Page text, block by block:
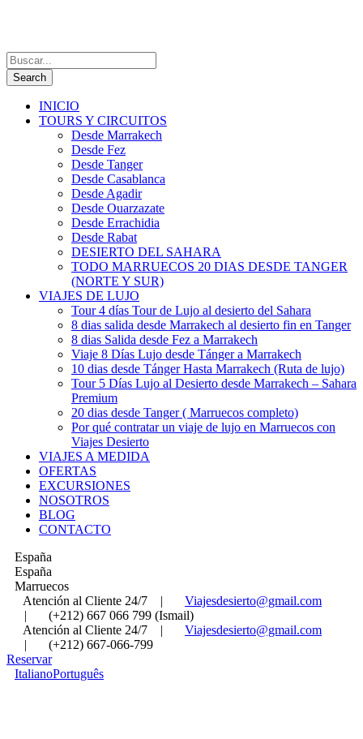
INICIO
TOURS Y CIRCUITOS
Desde Marrakech
Desde Fez
Desde Tanger
Desde Casablanca
Desde Agadir
Desde Ouarzazate
Desde Errachidia
Desde Rabat
DESIERTO DEL SAHARA
TODO MARRUECOS 20 DIAS DESDE TANGER
(NORTE Y SUR)
VIAJES DE LUJO
Tour 4 días Tour de Lujo al desierto del Sahara
8 dias salida desde Marrakech al desierto fin en Tanger
8 dias Salida desde Fez a Marrakech
Viaje 8 Días Lujo desde Tánger a Marrakech
10 dias desde Tánger Hasta Marrakech (Ruta de lujo)
Tour 5 Días Lujo al Desierto desde Marrakech – Sahara
Premium
20 dias desde Tanger ( Marruecos completo)
Por qué contratar un viaje de lujo en Marruecos con
Viajes Desierto
VIAJES A MEDIDA
OFERTAS
EXCURSIONES
NOSOTROS
BLOG
CONTACTO
España
España
Marruecos
Atención al Cliente 24/7
|
Viajesdesierto@gmail.com
|
(+212) 667 066 799 (Ismail)
Atención al Cliente 24/7
|
Viajesdesierto@gmail.com
|
(+212) 667-066-799
Reservar
ItalianoPortuguês